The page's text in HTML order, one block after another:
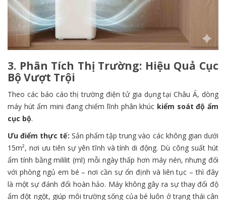
3. Phân Tích Thị Trường: Hiệu Quả Cục
Bộ Vượt Trội
Theo các báo cáo thị trường điện tử gia dụng tại Châu Á, dòng
máy hút ẩm mini đang chiếm lĩnh phân khúc kiểm soát độ ẩm
cục bộ.
Ưu điểm thực tế: Sản phẩm tập trung vào các không gian dưới
15m², nơi ưu tiên sự yên tĩnh và tính di động. Dù công suất hút
ẩm tính bằng mililit (ml) mỗi ngày thấp hơn máy nén, nhưng đối
với phòng ngủ em bé – nơi cần sự ổn định và liên tục – thì đây
là một sự đánh đổi hoàn hảo. Máy không gây ra sự thay đổi độ
ẩm đột ngột, giúp môi trường sống của bé luôn ở trạng thái cân